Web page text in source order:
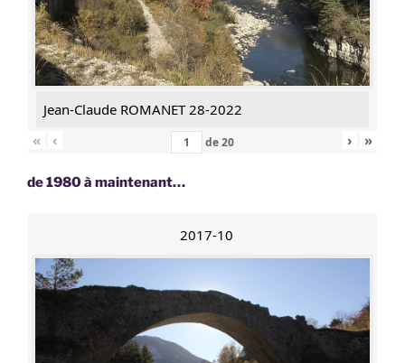
Jean-Claude ROMANET 28-2022
«
‹ de20 › »
de 1980 à maintenant…
2017-10